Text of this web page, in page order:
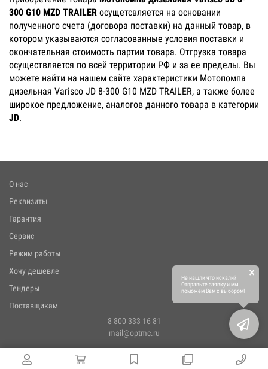
300 G10 MZD TRAILER осущетсвляется на основании
полученного счета (договора поставки) на данный товар, в
котором указываются согласованные условия поставки и
окончательная стоимость партии товара. Отгрузка товара
осуществляется по всей территории РФ и за ее пределы. Вы
можете найти на нашем сайте характеристики Мотопомпа
дизельная Varisco JD 8-300 G10 MZD TRAILER, а также более
широкое предложение, аналогов данного товара в категории
JD.
О нас
Реквизиты
Гарантия
Сервис
Режим работы
Хочу дешевле
Тендеры
Поставщикам
8 800 333 16 81
mail@optmc.ru
Не нашли что искали?
Отправьте заявку и мы
поможем Вам с выбором!
×